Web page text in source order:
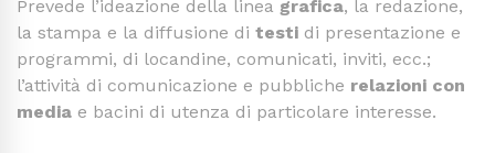
Prevede l’ideazione della linea grafica, la redazione,
la stampa e la diffusione di testi di presentazione e
programmi, di locandine, comunicati, inviti, ecc.;
l’attività di comunicazione e pubbliche relazioni con
media e bacini di utenza di particolare interesse.